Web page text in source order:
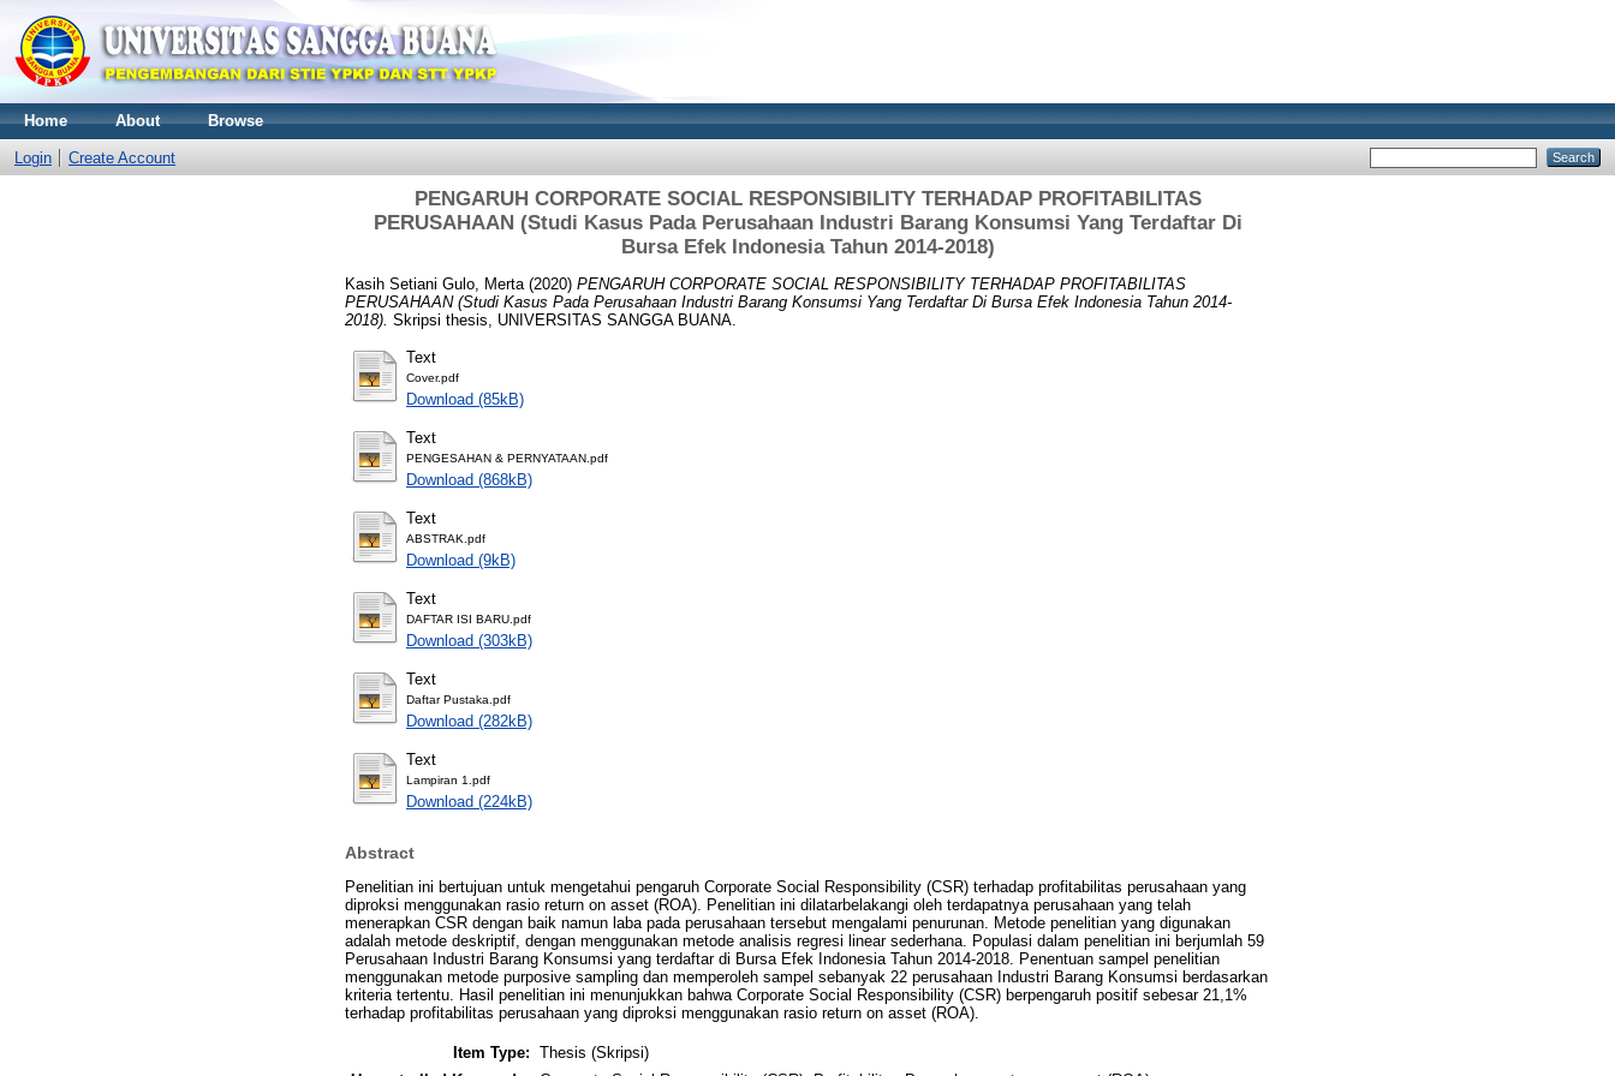
Home About Browse
Login Create Account
PENGARUH CORPORATE SOCIAL RESPONSIBILITY TERHADAP PROFITABILITAS
PERUSAHAAN (Studi Kasus Pada Perusahaan Industri Barang Konsumsi Yang Terdaftar Di
Bursa Efek Indonesia Tahun 2014-2018)
Kasih Setiani Gulo, Merta (2020) PENGARUH CORPORATE SOCIAL RESPONSIBILITY TERHADAP PROFITABILITAS
PERUSAHAAN (Studi Kasus Pada Perusahaan Industri Barang Konsumsi Yang Terdaftar Di Bursa Efek Indonesia Tahun 2014-
2018). Skripsi thesis, UNIVERSITAS SANGGA BUANA.
Text
Cover.pdf
Download (85kB)
Text
PENGESAHAN & PERNYATAAN.pdf
Download (868kB)
Text
ABSTRAK.pdf
Download (9kB)
Text
DAFTAR ISI BARU.pdf
Download (303kB)
Text
Daftar Pustaka.pdf
Download (282kB)
Text
Lampiran 1.pdf
Download (224kB)
Abstract
Penelitian ini bertujuan untuk mengetahui pengaruh Corporate Social Responsibility (CSR) terhadap profitabilitas perusahaan yang
diproksi menggunakan rasio return on asset (ROA). Penelitian ini dilatarbelakangi oleh terdapatnya perusahaan yang telah
menerapkan CSR dengan baik namun laba pada perusahaan tersebut mengalami penurunan. Metode penelitian yang digunakan
adalah metode deskriptif, dengan menggunakan metode analisis regresi linear sederhana. Populasi dalam penelitian ini berjumlah 59
Perusahaan Industri Barang Konsumsi yang terdaftar di Bursa Efek Indonesia Tahun 2014-2018. Penentuan sampel penelitian
menggunakan metode purposive sampling dan memperoleh sampel sebanyak 22 perusahaan Industri Barang Konsumsi berdasarkan
kriteria tertentu. Hasil penelitian ini menunjukkan bahwa Corporate Social Responsibility (CSR) berpengaruh positif sebesar 21,1%
terhadap profitabilitas perusahaan yang diproksi menggunakan rasio return on asset (ROA).
Item Type: Thesis (Skripsi)